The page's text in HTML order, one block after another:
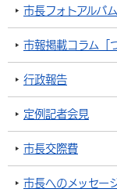
市長フォトアルバム
市報掲載コラム「
行政報告
定例記者会見
市長交際費
市長へのメッセー